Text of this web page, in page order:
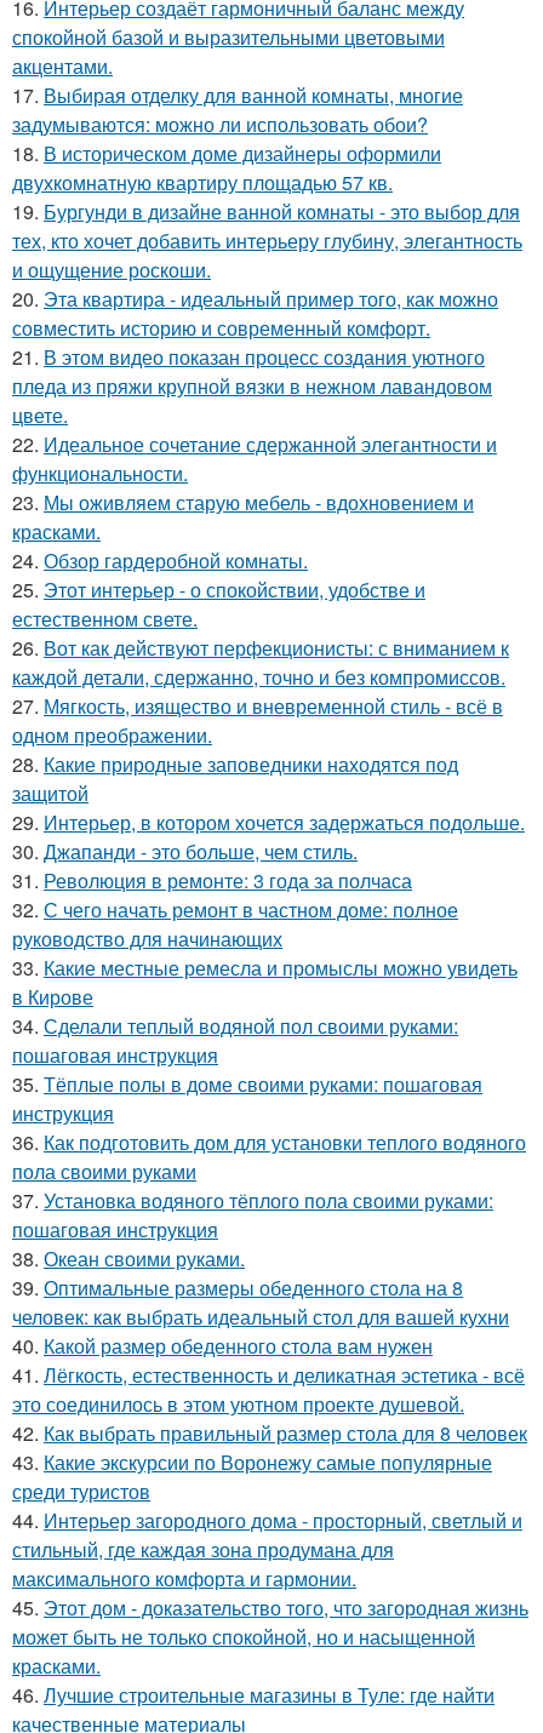
16. Интерьер создаёт гармоничный баланс между
спокойной базой и выразительными цветовыми
акцентами.
17. Выбирая отделку для ванной комнаты, многие
задумываются: можно ли использовать обои?
18. В историческом доме дизайнеры оформили
двухкомнатную квартиру площадью 57 кв.
19. Бургунди в дизайне ванной комнаты - это выбор для
тех, кто хочет добавить интерьеру глубину, элегантность
и ощущение роскоши.
20. Эта квартира - идеальный пример того, как можно
совместить историю и современный комфорт.
21. В этом видео показан процесс создания уютного
пледа из пряжи крупной вязки в нежном лавандовом
цвете.
22. Идеальное сочетание сдержанной элегантности и
функциональности.
23. Мы оживляем старую мебель - вдохновением и
красками.
24. Обзор гардеробной комнаты.
25. Этот интерьер - о спокойствии, удобстве и
естественном свете.
26. Вот как действуют перфекционисты: с вниманием к
каждой детали, сдержанно, точно и без компромиссов.
27. Мягкость, изящество и вневременной стиль - всё в
одном преображении.
28. Какие природные заповедники находятся под
защитой
29. Интерьер, в котором хочется задержаться подольше.
30. Джапанди - это больше, чем стиль.
31. Революция в ремонте: 3 года за полчаса
32. С чего начать ремонт в частном доме: полное
руководство для начинающих
33. Какие местные ремесла и промыслы можно увидеть
в Кирове
34. Сделали теплый водяной пол своими руками:
пошаговая инструкция
35. Тёплые полы в доме своими руками: пошаговая
инструкция
36. Как подготовить дом для установки теплого водяного
пола своими руками
37. Установка водяного тёплого пола своими руками:
пошаговая инструкция
38. Океан своими руками.
39. Оптимальные размеры обеденного стола на 8
человек: как выбрать идеальный стол для вашей кухни
40. Какой размер обеденного стола вам нужен
41. Лёгкость, естественность и деликатная эстетика - всё
это соединилось в этом уютном проекте душевой.
42. Как выбрать правильный размер стола для 8 человек
43. Какие экскурсии по Воронежу самые популярные
среди туристов
44. Интерьер загородного дома - просторный, светлый и
стильный, где каждая зона продумана для
максимального комфорта и гармонии.
45. Этот дом - доказательство того, что загородная жизнь
может быть не только спокойной, но и насыщенной
красками.
46. Лучшие строительные магазины в Туле: где найти
качественные материалы